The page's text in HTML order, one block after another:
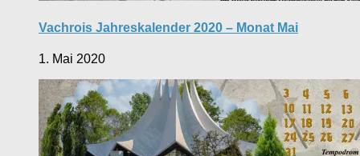
Vachrois Jahreskalender 2020 – Monat Mai
1. Mai 2020